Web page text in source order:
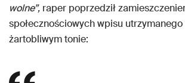
wolne”, raper poprzedził
społecznościowych wpisu
żartobliwym tonie: